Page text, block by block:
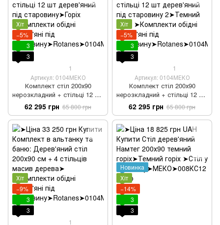
Хіт
−5%
3
3
1
Артикул: 0104МЕКО
Комплект стіл 200х90
нерозкладний + стільці 12 шт
дерев'яний під старовину
62 295 грн 65 800 грн
Хіт
−5%
3
3
1
Артикул: 0104МЕКО
Комплект стіл 200х90
нерозкладний + стільці 12 шт
дерев'яний під старовину 2
62 295 грн 65 800 грн
Хіт
−9%
3
3
1
Новинка
Хіт
−14%
3
3